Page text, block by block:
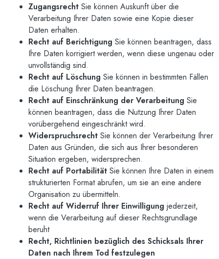
Zugangsrecht Sie können Auskunft über die
Verarbeitung Ihrer Daten sowie eine Kopie dieser
Daten erhalten.
Recht auf Berichtigung Sie können beantragen, dass
Ihre Daten korrigiert werden, wenn diese ungenau oder
unvollständig sind.
Recht auf Löschung Sie können in bestimmten Fällen
die Löschung Ihrer Daten beantragen.
Recht auf Einschränkung der Verarbeitung Sie
können beantragen, dass die Nutzung Ihrer Daten
vorübergehend eingeschränkt wird.
Widerspruchsrecht Sie können der Verarbeitung Ihrer
Daten aus Gründen, die sich aus Ihrer besonderen
Situation ergeben, widersprechen.
Recht auf Portabilität Sie können Ihre Daten in einem
strukturierten Format abrufen, um sie an eine andere
Organisation zu übermitteln.
Recht auf Widerruf Ihrer Einwilligung jederzeit,
wenn die Verarbeitung auf dieser Rechtsgrundlage
beruht
Recht, Richtlinien bezüglich des Schicksals Ihrer
Daten nach Ihrem Tod festzulegen